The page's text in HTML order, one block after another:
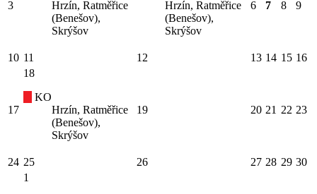
3
Hrzín, Ratměřice
(Benešov),
Skrýšov
Hrzín, Ratměřice
(Benešov),
Skrýšov
6 7 8 9
10 11 12 13 14 15 16
17
18
KO
Hrzín, Ratměřice
(Benešov),
Skrýšov
19 20 21 22 23
24 25 26 27 28 29 30
1